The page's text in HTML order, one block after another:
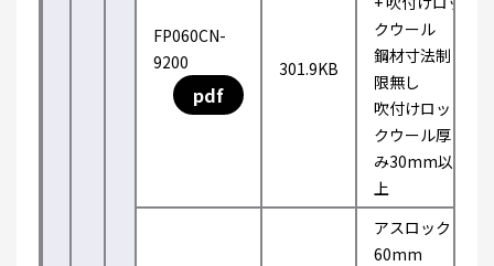
FP060CN-
9200
pdf
301.9KB
クウール
鋼材寸法制
限無し
吹付けロッ
クウール厚
み30mm以
上
アスロック
60mm